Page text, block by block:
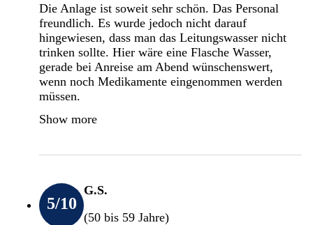
Die Anlage ist soweit sehr schön. Das Personal
freundlich. Es wurde jedoch nicht darauf
hingewiesen, dass man das Leitungswasser nicht
trinken sollte. Hier wäre eine Flasche Wasser,
gerade bei Anreise am Abend wünschenswert,
wenn noch Medikamente eingenommen werden
müssen.
Show more
5/10
G.S.
(50 bis 59 Jahre)